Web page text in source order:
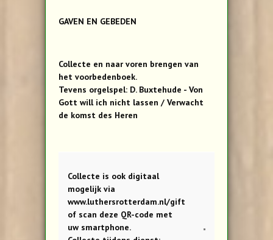
GAVEN EN GEBEDEN
Collecte en naar voren brengen van
het voorbedenboek.
Tevens orgelspel: D. Buxtehude - Von
Gott will ich nicht lassen / Verwacht
de komst des Heren
Collecte is ook digitaal
mogelijk via
www.luthersrotterdam.nl/gift
of scan deze QR-code met
uw smartphone.